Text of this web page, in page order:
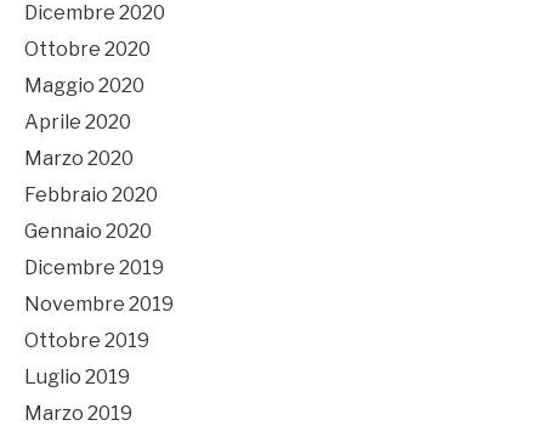
Dicembre 2020
Ottobre 2020
Maggio 2020
Aprile 2020
Marzo 2020
Febbraio 2020
Gennaio 2020
Dicembre 2019
Novembre 2019
Ottobre 2019
Luglio 2019
Marzo 2019